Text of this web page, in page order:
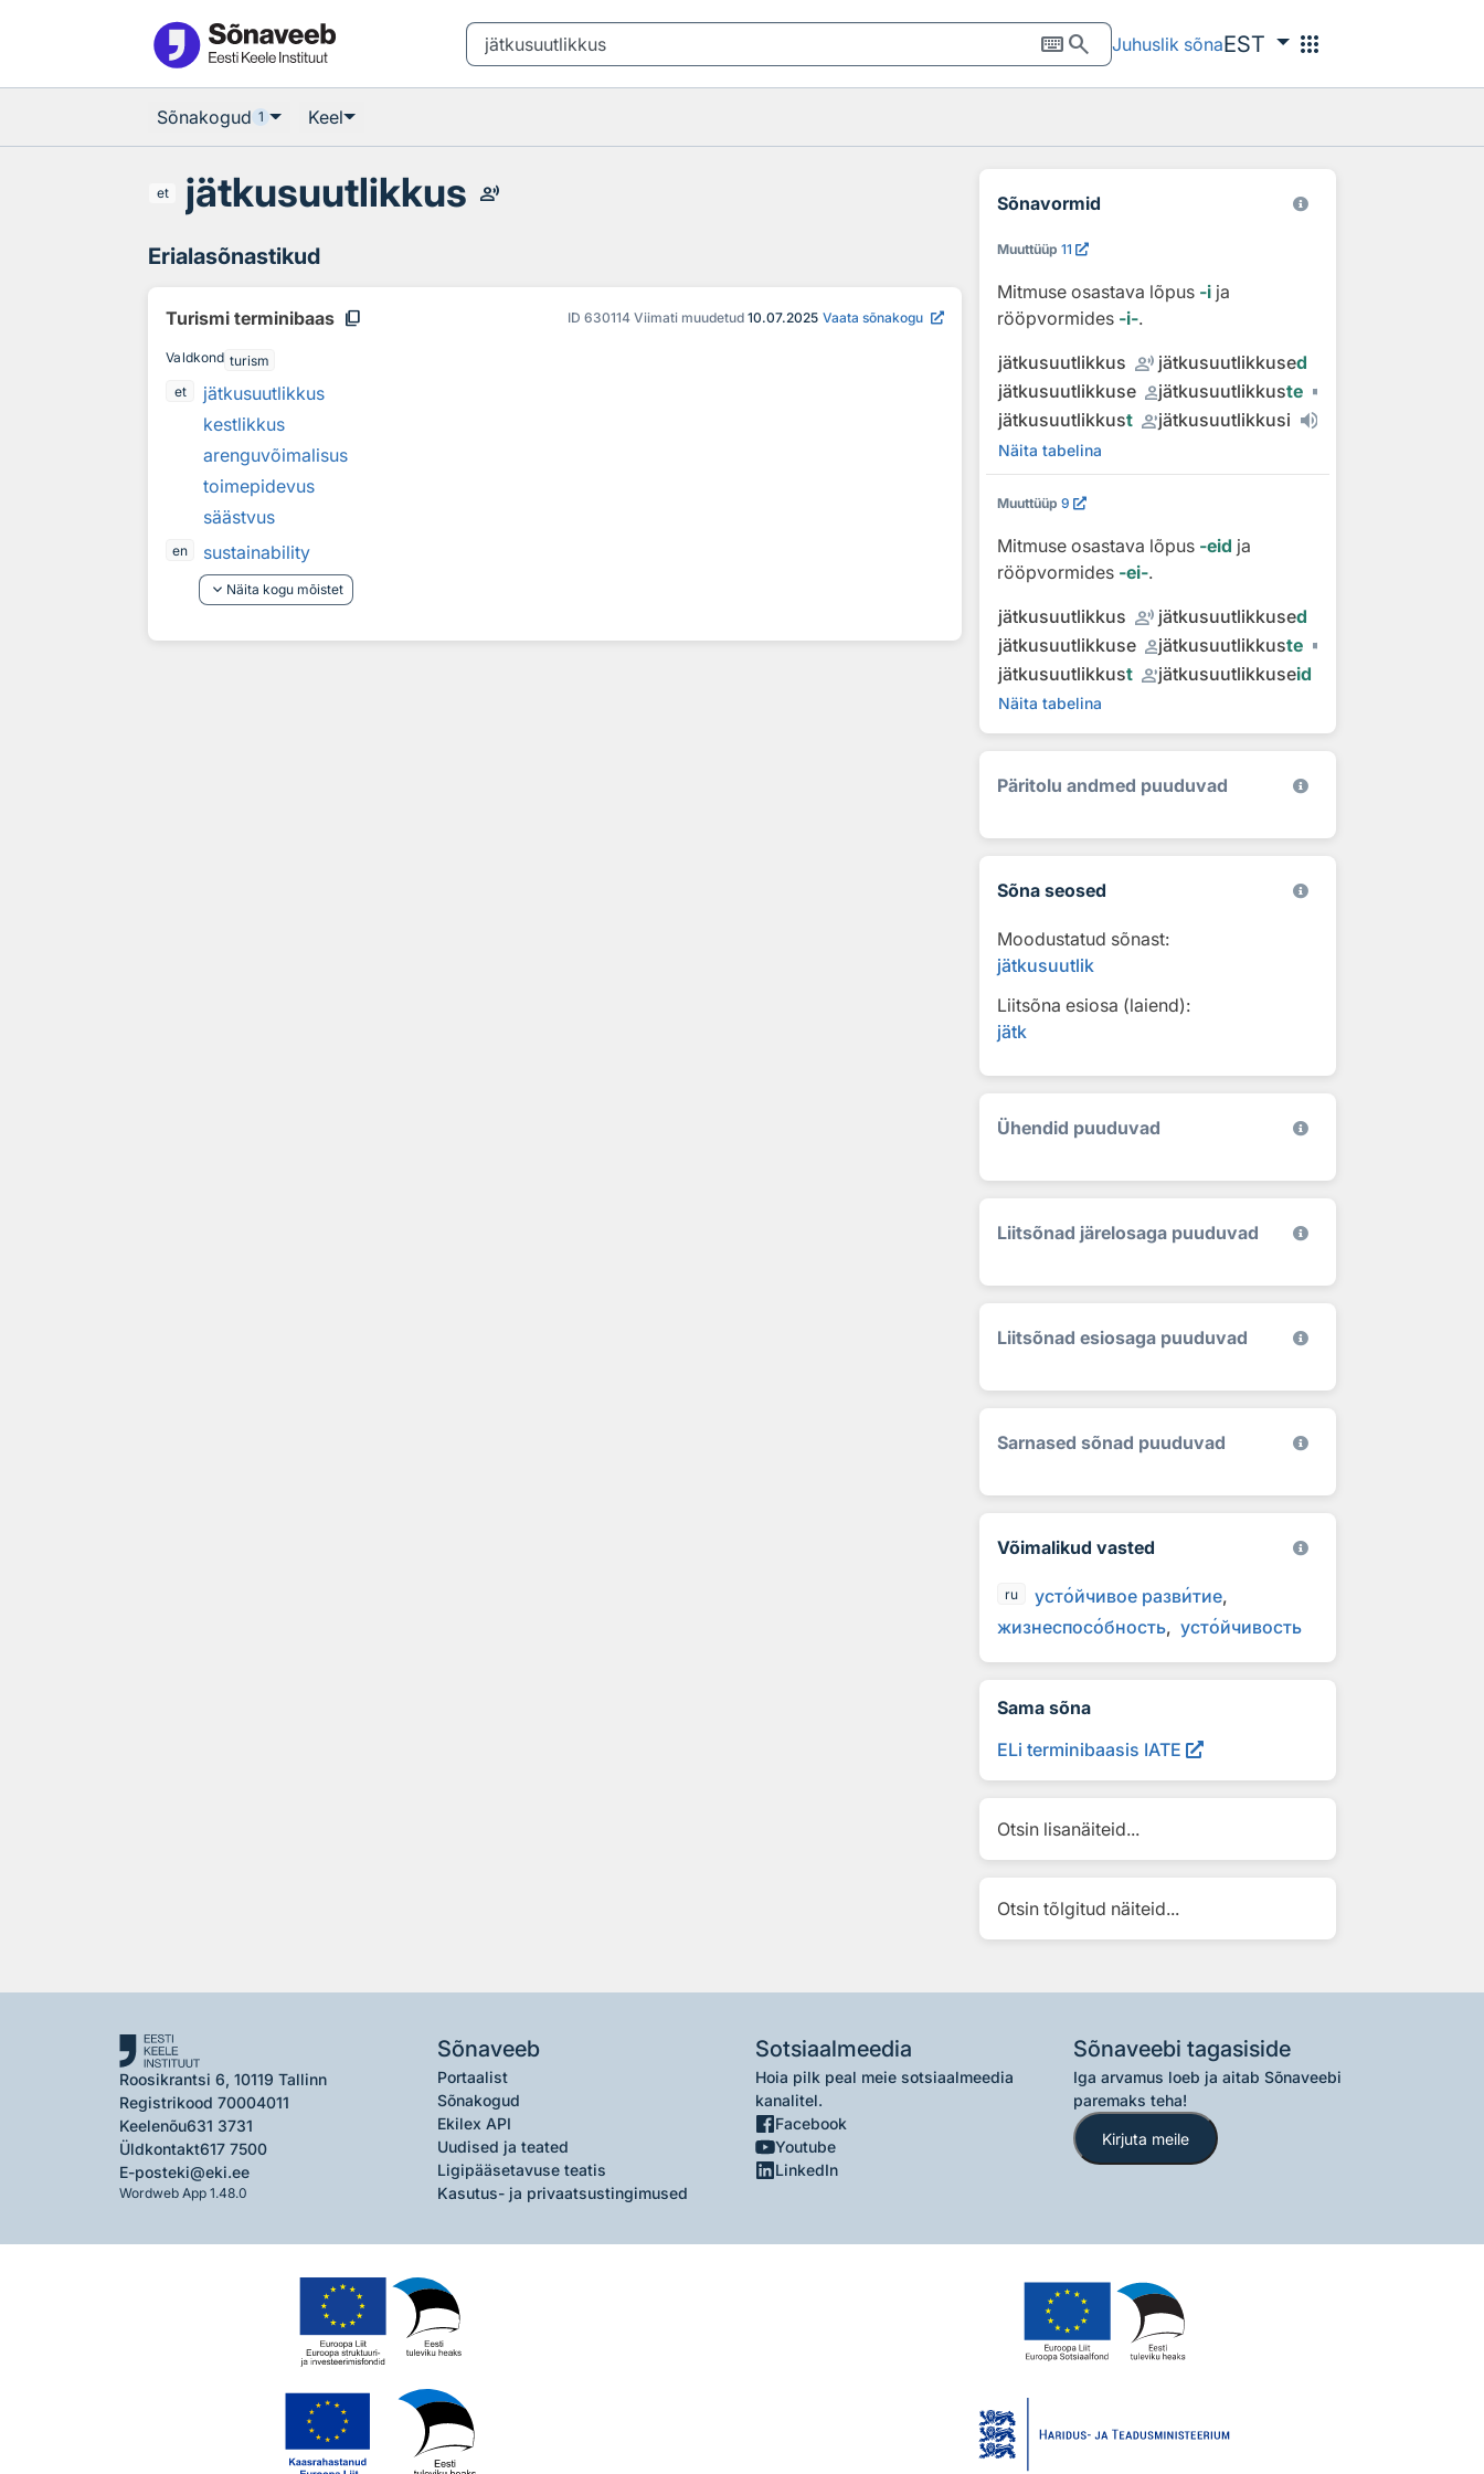
keyboardsearch Juhuslik sõnaEST apps
Sõnakogud 1 Keel
et jätkusuutlikkus record_voice_over
Erialasõnastikud
Turismi terminibaas content_copy ID 630114 Viimati muudetud 10.07.2025 Vaata sõnakogu
Valdkond turism
et
jätkusuutlikkus
kestlikkus
arenguvõimalisus
toimepidevus
säästvus
en
sustainability
keyboard_arrow_down Näita kogu mõistet
Sõnavormid
Muuttüüp 11
Mitmuse osastava lõpus ‑i ja
rööpvormides ‑i‑.
jätkusuutlikkus record_voice_over jätkusuutlikkused
jätkusuutlikkuse record_voice_overjätkusuutlikkuste
jätkusuutlikkust record_voice_overjätkusuutlikkusi
Näita tabelina
Muuttüüp 9
Mitmuse osastava lõpus ‑eid ja
rööpvormides ‑ei‑.
jätkusuutlikkus record_voice_over jätkusuutlikkused
jätkusuutlikkuse record_voice_overjätkusuutlikkuste
jätkusuutlikkust record_voice_overjätkusuutlikkuseid
Näita tabelina
Päritolu andmed puuduvad
Sõna seosed
Moodustatud sõnast:
jätkusuutlik
Liitsõna esiosa (laiend):
jätk
Ühendid puuduvad
Liitsõnad järelosaga puuduvad
Liitsõnad esiosaga puuduvad
Sarnased sõnad puuduvad
Võimalikud vasted
ru устойчивое развитие
жизнеспособность устойчивость
Sama sõna
ELi terminibaasis IATE
Otsin lisanäiteid...
Otsin tõlgitud näiteid...
Roosikrantsi 6, 10119 Tallinn
Registrikood 70004011
Keelenõu631 3731
Üldkontakt617 7500
E-posteki@eki.ee
Wordweb App 1.48.0
Sõnaveeb
Portaalist
Sõnakogud
Ekilex API
Uudised ja teated
Ligipääsetavuse teatis
Kasutus- ja privaatsustingimused
Sotsiaalmeedia
Hoia pilk peal meie sotsiaalmeedia
kanalitel.
Facebook
Youtube
LinkedIn
Sõnaveebi tagasiside
Iga arvamus loeb ja aitab Sõnaveebi
paremaks teha!
Kirjuta meile